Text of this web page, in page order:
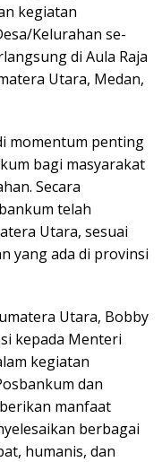
kegiatan
Kelurahan se-
di Aula Raja
Utara, Medan,
momentum penting
bagi masyarakat
Secara
telah
Utara, sesuai
yang ada di provinsi
Utara, Bobby
kepada Menteri
kegiatan
dan
manfaat
berbagai
humanis, dan